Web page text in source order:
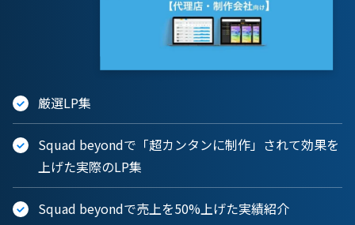
厳選LP集
Squad beyondで「超カンタンに制作」されて効果を
上げた実際のLP集
Squad beyondで売上を50%上げた実績紹介